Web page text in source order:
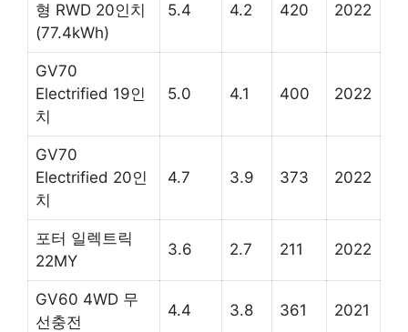
형 RWD 20인치
(77.4kWh)
5.4 4.2 420 2022
GV70
Electrified 19인
치
5.0 4.1 400 2022
GV70
Electrified 20인
치
4.7 3.9 373 2022
포터 일렉트릭
22MY
3.6 2.7 211 2022
GV60 4WD 무
선충전
4.4 3.8 361 2021